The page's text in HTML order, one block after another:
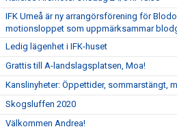
IFK Umeå är ny arrangörsförening för
motionsloppet som uppmärksammar
Ledig lägenhet i IFK-huset
Grattis till A-landslagsplatsen, Moa!
Kanslinyheter: Öppettider, sommarstängt,
Skogsluffen 2020
Välkommen Andrea!